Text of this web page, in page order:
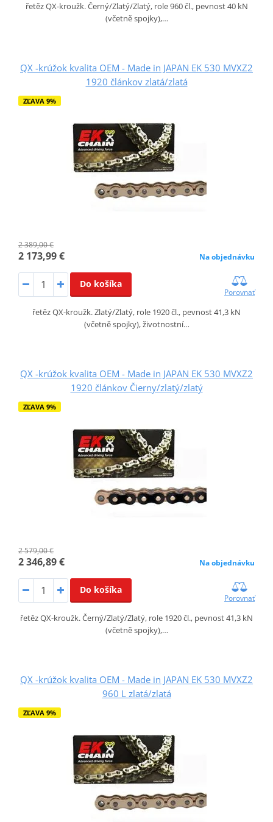
řetěz QX-kroužk. Černý/Zlatý/Zlatý, role 960 čl., pevnost 40 kN
(včetně spojky),…
QX -krúžok kvalita OEM - Made in JAPAN EK 530 MVXZ2
1920 článkov zlatá/zlatá
ZĽAVA 9%
2 389,00 €
2 173,99 € Na objednávku
Do košíka
Porovnať
řetěz QX-kroužk. Zlatý/Zlatý, role 1920 čl., pevnost 41,3 kN
(včetně spojky), životnostní…
QX -krúžok kvalita OEM - Made in JAPAN EK 530 MVXZ2
1920 článkov Čierny/zlatý/zlatý
ZĽAVA 9%
2 579,00 €
2 346,89 € Na objednávku
Do košíka
Porovnať
řetěz QX-kroužk. Černý/Zlatý/Zlatý, role 1920 čl., pevnost 41,3 kN
(včetně spojky),…
QX -krúžok kvalita OEM - Made in JAPAN EK 530 MVXZ2
960 L zlatá/zlatá
ZĽAVA 9%